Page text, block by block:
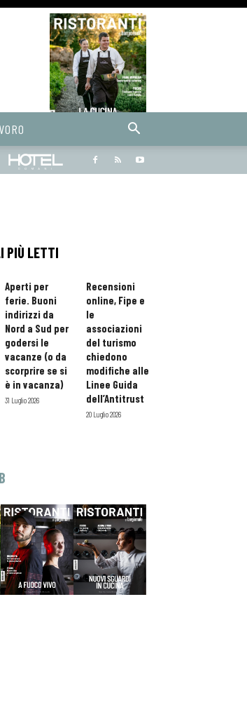
dolcegiornale
PIÙ LETTI
Aperti per
ferie. Buoni
indirizzi da
Nord a Sud per
godersi le
vacanze (o da
scorprire se si
è in vacanza)
31 Luglio 2026
Recensioni
online, Fipe e
le
associazioni
del turismo
chiedono
modifiche alle
Linee Guida
dell’Antitrust
20 Luglio 2026